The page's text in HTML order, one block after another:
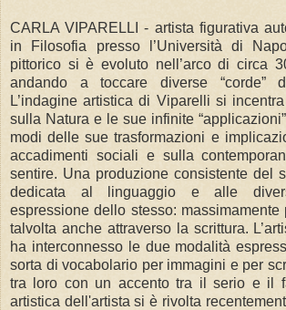
CARLA VIPARELLI - artista figurativa
in Filosofia presso l’Università di
pittorico si è evoluto nell’arco di circa
andando a toccare diverse “corde”
L’indagine artistica di Viparelli si
sulla Natura e le sue infinite
modi delle sue trasformazioni e
accadimenti sociali e sulla
sentire. Una produzione consistente del
dedicata al linguaggio e alle
espressione dello stesso: massimamente
talvolta anche attraverso la scrittura.
ha interconnesso le due modalità
sorta di vocabolario per immagini e per
tra loro con un accento tra il serio e il
artistica dell'artista si è rivolta